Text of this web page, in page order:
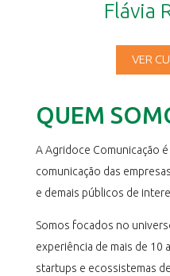
Flávia
VER
QUEM
A Agridoce Comunicação
comunicação das
e demais públicos de
Somos focados no
experiência de mais de 10
startups e ecossistemas